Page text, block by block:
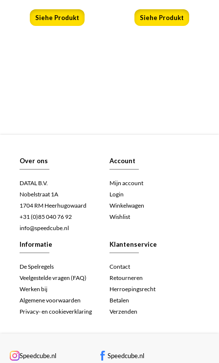
Siehe Produkt Siehe Produkt
Over ons
DATAL B.V.
Nobelstraat 1A
1704 RM Heerhugowaard
+31 (0)85 040 76 92
info@speedcube.nl
Account
Mijn account
Login
Winkelwagen
Wishlist
Informatie
De Spelregels
Veelgestelde vragen (FAQ)
Werken bij
Algemene voorwaarden
Privacy- en cookieverklaring
Klantenservice
Contact
Retourneren
Herroepingsrecht
Betalen
Verzenden
Speedcube.nl Speedcube.nl